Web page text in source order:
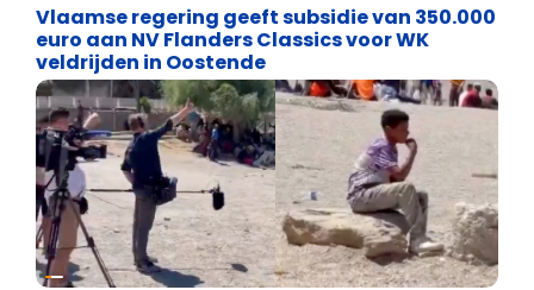
Vlaamse regering geeft subsidie van 350.000
euro aan NV Flanders Classics voor WK
veldrijden in Oostende
Cultuuroorlog